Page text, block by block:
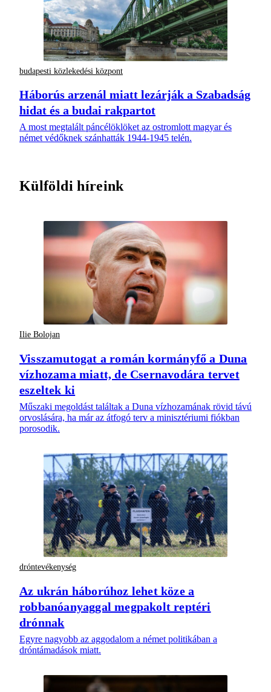
budapesti közlekedési központ
Háborús arzenál miatt lezárják a Szabadság
hidat és a budai rakpartot
A most megtalált páncélöklöket az ostromlott magyar és
német védőknek szánhatták 1944-1945 telén.
Külföldi híreink
Ilie Bolojan
Visszamutogat a román kormányfő a Duna
vízhozama miatt, de Csernavodára tervet
eszeltek ki
Műszaki megoldást találtak a Duna vízhozamának rövid távú
orvoslására, ha már az átfogó terv a minisztériumi fiókban
porosodik.
dróntevékenység
Az ukrán háborúhoz lehet köze a
robbanóanyaggal megpakolt reptéri
drónnak
Egyre nagyobb az aggodalom a német politikában a
dróntámadások miatt.